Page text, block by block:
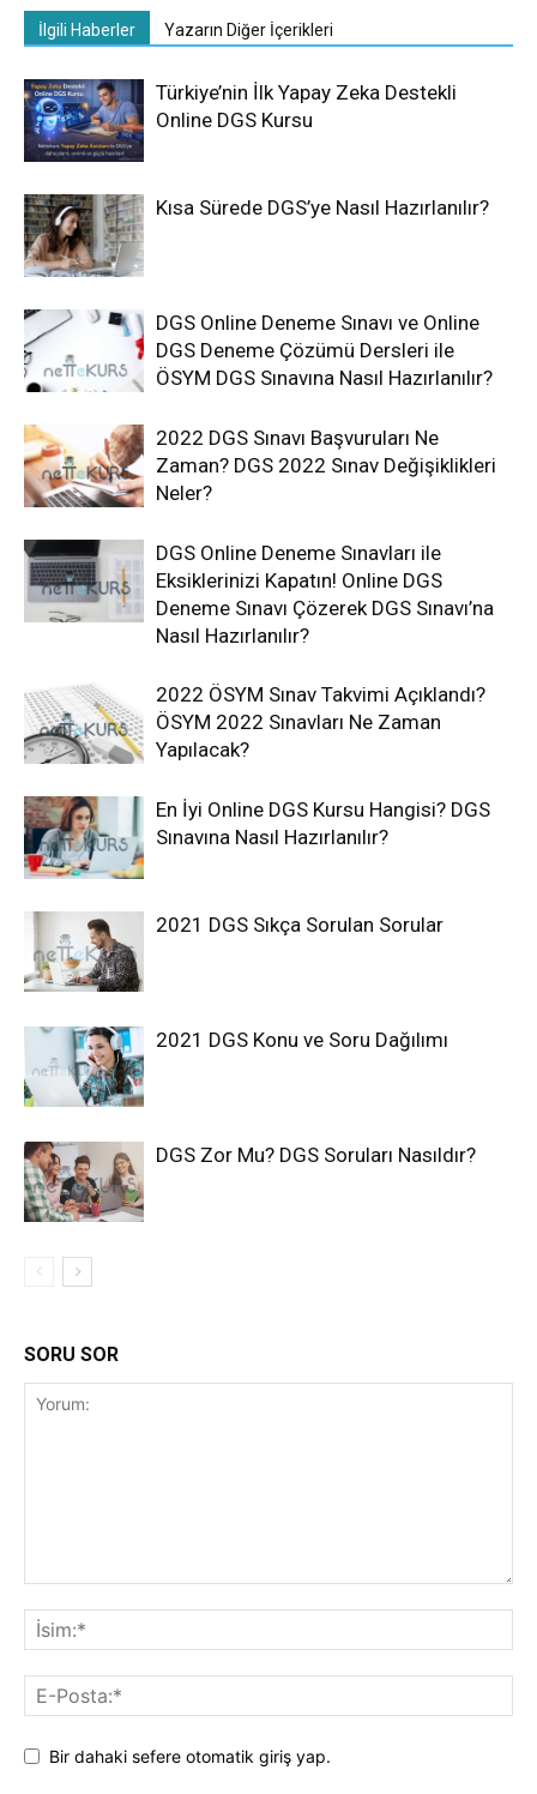
İlgili Haberler Yazarın Diğer İçerikleri
Türkiye’nin İlk Yapay Zeka Destekli
Online DGS Kursu
Kısa Sürede DGS’ye Nasıl Hazırlanılır?
DGS Online Deneme Sınavı ve Online
DGS Deneme Çözümü Dersleri ile
ÖSYM DGS Sınavına Nasıl Hazırlanılır?
2022 DGS Sınavı Başvuruları Ne
Zaman? DGS 2022 Sınav Değişiklikleri
Neler?
DGS Online Deneme Sınavları ile
Eksiklerinizi Kapatın! Online DGS
Deneme Sınavı Çözerek DGS Sınavı’na
Nasıl Hazırlanılır?
2022 ÖSYM Sınav Takvimi Açıklandı?
ÖSYM 2022 Sınavları Ne Zaman
Yapılacak?
En İyi Online DGS Kursu Hangisi? DGS
Sınavına Nasıl Hazırlanılır?
2021 DGS Sıkça Sorulan Sorular
2021 DGS Konu ve Soru Dağılımı
DGS Zor Mu? DGS Soruları Nasıldır?
SORU SOR
Bir dahaki sefere otomatik giriş yap.